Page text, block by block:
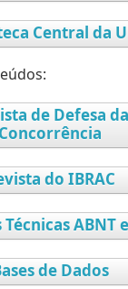
Central da
de Defesa da
Concorrência
do IBRAC
ABNT
de Dados